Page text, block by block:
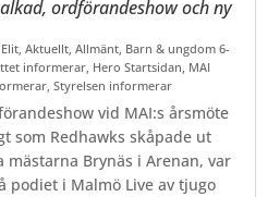
ordförandeshow och ny
,Aktuellt,Allmänt, Barn & ungdom 6-
informerar, Hero Startsidan, MAI
,Styrelsen informerar
vid MAI:s årsmöte
som Redhawks skåpade ut
mästarna Brynäs i Arenan, var
podiet i Malmö Live av tjugo